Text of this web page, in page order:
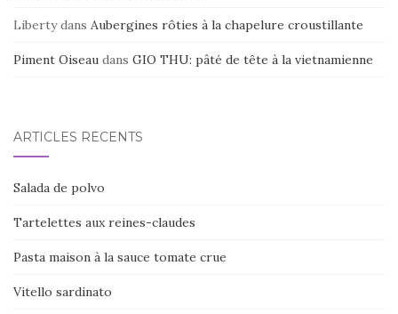
Libertydans Aubergines rôties à la chapelure croustillante
Piment Oiseau dans GIO THU: pâté de tête à la vietnamienne
ARTICLES RÉCENTS
Salada de polvo
Tartelettes aux reines-claudes
Pasta maison à la sauce tomate crue
Vitello sardinato